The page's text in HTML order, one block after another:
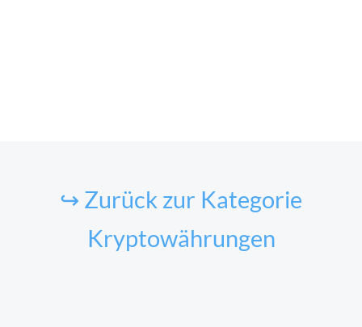
↪ Zurück zur Kategorie
Kryptowährungen